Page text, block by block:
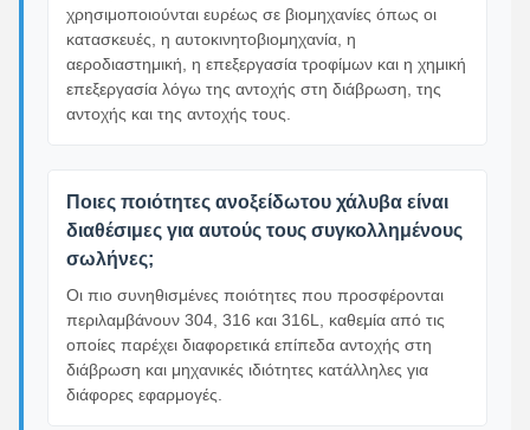
χρησιμοποιούνται ευρέως σε βιομηχανίες όπως οι
κατασκευές, η αυτοκινητοβιομηχανία, η
αεροδιαστημική, η επεξεργασία τροφίμων και η χημική
επεξεργασία λόγω της αντοχής στη διάβρωση, της
αντοχής και της αντοχής τους.
Ποιες ποιότητες ανοξείδωτου χάλυβα είναι
διαθέσιμες για αυτούς τους συγκολλημένους
σωλήνες;
Οι πιο συνηθισμένες ποιότητες που προσφέρονται
περιλαμβάνουν 304, 316 και 316L, καθεμία από τις
οποίες παρέχει διαφορετικά επίπεδα αντοχής στη
διάβρωση και μηχανικές ιδιότητες κατάλληλες για
διάφορες εφαρμογές.